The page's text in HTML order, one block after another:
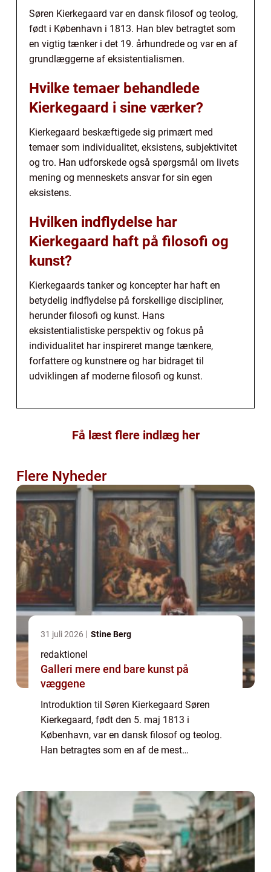
Søren Kierkegaard var en dansk filosof og teolog,
født i København i 1813. Han blev betragtet som
en vigtig tænker i det 19. århundrede og var en af
grundlæggerne af eksistentialismen.
Hvilke temaer behandlede
Kierkegaard i sine værker?
Kierkegaard beskæftigede sig primært med
temaer som individualitet, eksistens, subjektivitet
og tro. Han udforskede også spørgsmål om livets
mening og menneskets ansvar for sin egen
eksistens.
Hvilken indflydelse har
Kierkegaard haft på filosofi og
kunst?
Kierkegaards tanker og koncepter har haft en
betydelig indflydelse på forskellige discipliner,
herunder filosofi og kunst. Hans
eksistentialistiske perspektiv og fokus på
individualitet har inspireret mange tænkere,
forfattere og kunstnere og har bidraget til
udviklingen af moderne filosofi og kunst.
Få læst flere indlæg her
Flere Nyheder
31 juli 2026 Stine Berg
redaktionel
Galleri mere end bare kunst på
væggene
Introduktion til Søren Kierkegaard Søren
Kierkegaard, født den 5. maj 1813 i
København, var en dansk filosof og teolog.
Han betragtes som en af de mest
eksistentialismen. Hans tanker h...